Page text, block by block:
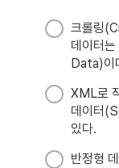
크롤링
데이터
Data)이
XML로
데이터
있다.
반정형